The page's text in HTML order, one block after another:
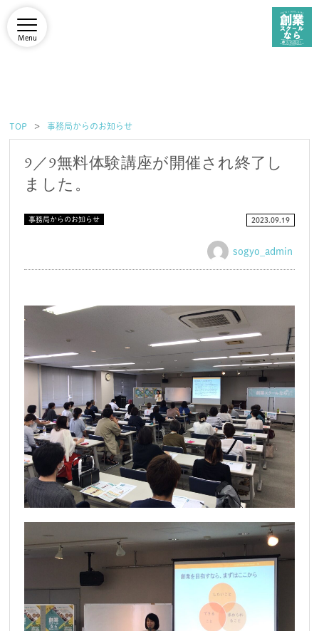
Menu
TOP 事務局からのお知らせ
9／9無料体験講座が開催され終了し
ました。
事務局からのお知らせ 2023.09.19
sogyo_admin